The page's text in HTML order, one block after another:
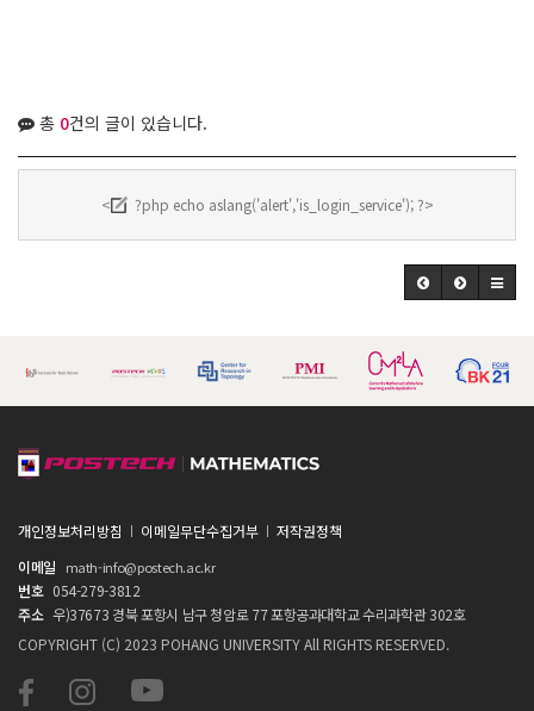
총 0건의 글이 있습니다.
< ?php echo aslang('alert','is_login_service'); ?>
개인정보처리방침 이메일무단수집거부
저작권정책
이메일
math-info@postech.ac.kr
번호 054-279-3812
주소 우)37673 경북 포항시 남구 청암로 77 포항공과대학교 수리과학관 302호
COPYRIGHT (C) 2023 POHANG UNIVERSITY All RIGHTS RESERVED.